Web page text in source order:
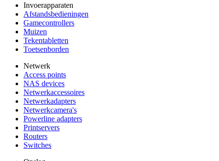
Invoerapparaten
Afstandsbedieningen
Gamecontrollers
Muizen
Tekentabletten
Toetsenborden
Netwerk
Access points
NAS devices
Netwerkaccessoires
Netwerkadapters
Netwerkcamera's
Powerline adapters
Printservers
Routers
Switches